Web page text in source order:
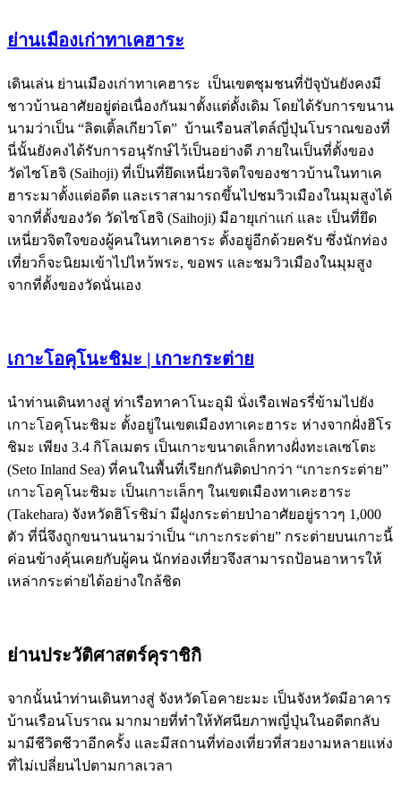
ย่านเมืองเก่าทาเคฮาระ
เดินเล่น ย่านเมืองเก่าทาเคฮาระ เป็นเขตชุมชนที่ปัจุบันยังคงมี
ชาวบ้านอาศัยอยู่ต่อเนื่องกันมาตั้งแต่ดั้งเดิม โดยได้รับการขนาน
นามว่าเป็น “ลิตเติ้ลเกียวโต” บ้านเรือนสไตล์ญี่ปุ่นโบราณของที่
นี่นั้นยังคงได้รับการอนุรักษ์ไว้เป็นอย่างดี ภายในเป็นที่ตั้งของ
วัดไซโฮจิ (Saihoji) ที่เป็นที่ยึดเหนี่ยวจิตใจของชาวบ้านในทาเค
ฮาระมาตั้งแต่อดีต และเราสามารถขึ้นไปชมวิวเมืองในมุมสูงได้
จากที่ตั้งของวัด วัดไซโฮจิ (Saihoji) มีอายุเก่าแก่ และ เป็นที่ยึด
เหนี่ยวจิตใจของผู้คนในทาเคฮาระ ตั้งอยู่อีกด้วยครับ ซึ่งนักท่อง
เที่ยวก็จะนิยมเข้าไปไหว้พระ, ขอพร และชมวิวเมืองในมุมสูง
จากที่ตั้งของวัดนั่นเอง
เกาะโอคุโนะชิมะ | เกาะกระต่าย
นำท่านเดินทางสู่ ท่าเรือทาคาโนะอุมิ นั่งเรือเฟอรรี่ข้ามไปยัง
เกาะโอคุโนะชิมะ ตั้งอยู่ในเขตเมืองทาเคะฮาระ ห่างจากฝั่งฮิโร
ชิมะ เพียง 3.4 กิโลเมตร เป็นเกาะขนาดเล็กทางฝั่งทะเลเซโตะ
(Seto Inland Sea) ที่คนในพื้นที่เรียกกันติดปากว่า “เกาะกระต่าย”
เกาะโอคุโนะชิมะ เป็นเกาะเล็กๆ ในเขตเมืองทาเคะฮาระ
(Takehara) จังหวัดฮิโรชิม่า มีฝูงกระต่ายป่าอาศัยอยู่ราวๆ 1,000
ตัว ที่นี่จึงถูกขนานนามว่าเป็น “เกาะกระต่าย” กระต่ายบนเกาะนี้
ค่อนข้างคุ้นเคยกับผู้คน นักท่องเที่ยวจึงสามารถป้อนอาหารให้
เหล่ากระต่ายได้อย่างใกล้ชิด
ย่านประวัติศาสตร์คุราชิกิ
จากนั้นนำท่านเดินทางสู่ จังหวัดโอคายะมะ เป็นจังหวัดมีอาคาร
บ้านเรือนโบราณ มากมายที่ทำให้ทัศนียภาพญี่ปุ่นในอดีตกลับ
มามีชีวิตชีวาอีกครั้ง และมีสถานที่ท่องเที่ยวที่สวยงามหลายแห่ง
ที่ไม่เปลี่ยนไปตามกาลเวลา